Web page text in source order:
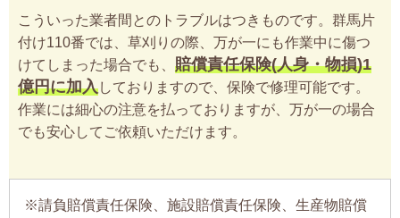
こういった業者間とのトラブルはつきものです。群馬片
付け110番では、草刈りの際、万が一にも作業中に傷つ
けてしまった場合でも、 賠償責任保険(人身・物損)1
億円に加入しておりますので、保険で修理可能です。
作業には細心の注意を払っておりますが、万が一の場合
でも安心してご依頼いただけます。
※請負賠償責任保険、施設賠償責任保険、生産物賠償